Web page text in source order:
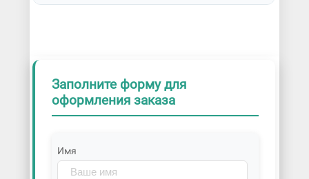
Заполните форму для
оформления заказа
Имя